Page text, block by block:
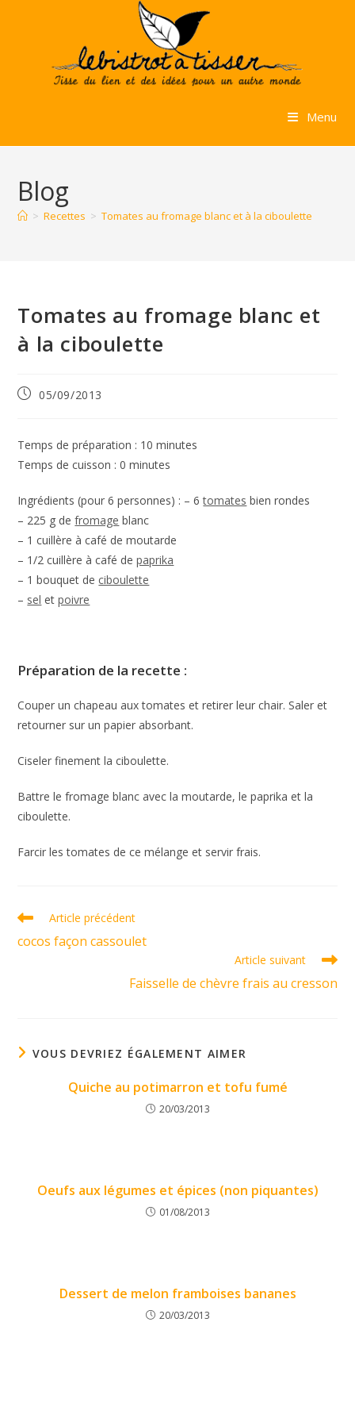
Menu
Blog
> Recettes > Tomates au fromage blanc et à la ciboulette
Tomates au fromage blanc et
à la ciboulette
Publication
05/09/2013
Temps de préparation : 10minutes
Temps de cuisson :0 minutes
Ingrédients (pour 6 personnes) : – 6tomates bien rondes
– 225 g defromage blanc
– 1 cuillère à café de moutarde
– 1/2 cuillère à café depaprika
– 1 bouquet de ciboulette
– sel etpoivre
Préparation de la recette :
Couper un chapeau aux tomates et retirer leur chair. Saler et
retourner sur un papier absorbant.
Ciseler finement la ciboulette.
Battre le fromage blanc avec la moutarde, le paprika et la
ciboulette.
Farcir les tomates de ce mélange et servir frais.
Read
articles
Article précédent
cocos façon cassoulet
Article suivant
Faisselle de chèvre frais au cresson
VOUS DEVRIEZ ÉGALEMENT AIMER
Quiche au potimarron et tofu fumé
20/03/2013
Oeufs aux légumes et épices (non piquantes)
01/08/2013
Dessert de melon framboises bananes
20/03/2013